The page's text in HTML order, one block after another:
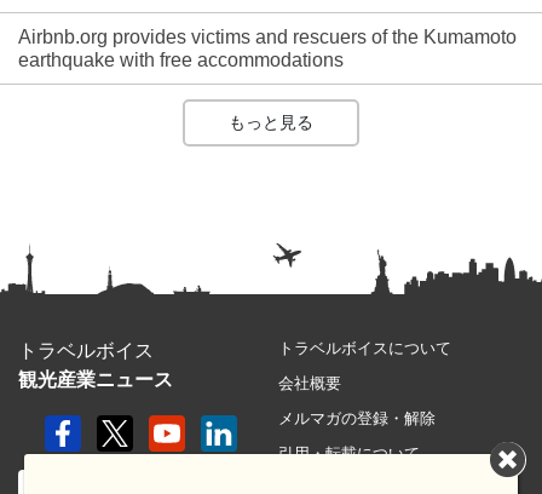
Airbnb.org provides victims and rescuers of the Kumamoto
earthquake with free accommodations
もっと見る
トラベルボイス
観光産業ニュース
トラベルボイスについて
会社概要
メルマガの登録・解除
引用・転載について